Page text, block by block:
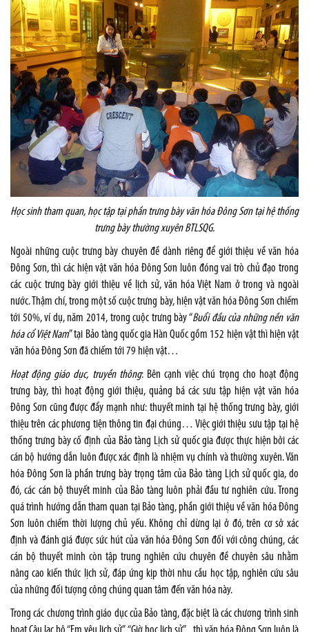
Học sinh tham quan, học tập tại phần trưng bày văn hóa Đông Sơn tại hệ thống
trưng bày thường xuyên BTLSQG.
Ngoài những cuộc trưng bày chuyên đề dành riêng để giới thiệu về văn hóa
Đông Sơn, thì các hiện vật văn hóa Đông Sơn luôn đóng vai trò chủ đạo trong
các cuộc trưng bày giới thiệu về lịch sử, văn hóa Việt Nam ở trong và ngoài
nước. Thậm chí, trong một số cuộc trưng bày, hiện vật văn hóa Đông Sơn chiếm
tới 50%, ví dụ, năm 2014, trong cuộc trưng bày “Buổi đầu của những nền văn
hóa cổ Việt Nam” tại Bảo tàng quốc gia Hàn Quốc gồm 152 hiện vật thì hiện vật
văn hóa Đông Sơn đã chiếm tới 79 hiện vật…
Hoạt động giáo dục, truyền thông: Bên cạnh việc chú trọng cho hoạt động
trưng bày, thì hoạt động giới thiệu, quảng bá các sưu tập hiện vật văn hóa
Đông Sơn cũng được đẩy mạnh như: thuyết minh tại hệ thống trưng bày, giới
thiệu trên các phương tiện thông tin đại chúng… Việc giới thiệu sưu tập tại hệ
thống trưng bày cố định của Bảo tàng Lịch sử quốc gia được thực hiện bởi các
cán bộ hướng dẫn luôn được xác định là nhiệm vụ chính và thường xuyên. Văn
hóa Đông Sơn là phần trưng bày trọng tâm của Bảo tàng Lịch sử quốc gia, do
đó, các cán bộ thuyết minh của Bảo tàng luôn phải đầu tư nghiên cứu. Trong
quá trình hướng dẫn tham quan tại Bảo tàng, phần giới thiệu về văn hóa Đông
Sơn luôn chiếm thời lượng chủ yếu. Không chỉ dừng lại ở đó, trên cơ sở xác
định và đánh giá được sức hút của văn hóa Đông Sơn đối với công chúng, các
cán bộ thuyết minh còn tập trung nghiên cứu chuyên đề chuyên sâu nhằm
nâng cao kiến thức lịch sử, đáp ứng kịp thời nhu cầu học tập, nghiên cứu sâu
của những đối tượng công chúng quan tâm đến văn hóa này.
Trong các chương trình giáo dục của Bảo tàng, đặc biệt là các chương trình sinh